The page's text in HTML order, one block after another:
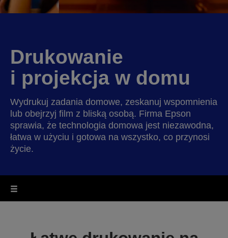
Drukowanie
i projekcja w domu
Wydrukuj zadania domowe, zeskanuj wspomnienia
lub obejrzyj film z bliską osobą. Firma Epson
sprawia, że technologia domowa jest niezawodna,
łatwa w użyciu i gotowa na wszystko, co przynosi
życie.